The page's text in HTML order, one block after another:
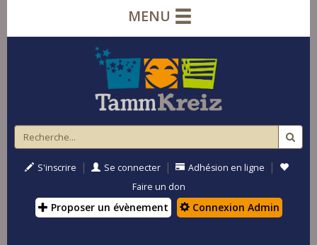
MENU
S'inscrire | Se connecter | Adhésion en ligne |
Faire un don
Proposer un évènement Connexion Admin